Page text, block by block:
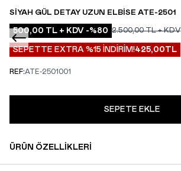
SIYAH GÜL DETAY UZUN ELBISE ATE-2501
500,00 TL + KDV -%80 2.500,00TL + KDV
SEPETTE EXTRA %15 İNDİRİM!425,00TL
REF:ATE-2501001
SEPETE EKLE
ÜRÜN ÖZELLIKLERI